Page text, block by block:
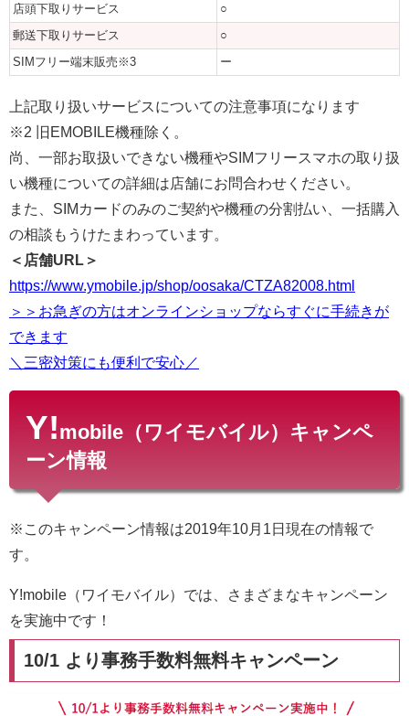
店頭下取りサービス
○
郵送下取りサービス
○
SIMフリー端末販売※3
ー
上記取り扱いサービスについての注意事項になります
※2 旧EMOBILE機種除く。
尚、一部お取扱いできない機種やSIMフリースマホの取り扱
い機種についての詳細は店舗にお問合わせください。
また、SIMカードのみのご契約や機種の分割払い、一括購入
の相談もうけたまわっています。
＜店舗URL＞
https://www.ymobile.jp/shop/oosaka/CTZA82008.html
＞＞お急ぎの方はオンラインショップならすぐに手続きが
できます
＼三密対策にも便利で安心／
Y!mobile（ワイモバイル）キャンペ
ーン情報
※このキャンペーン情報は2019年10月1日現在の情報で
す。
Y!mobile（ワイモバイル）では、さまざまなキャンペーン
を実施中です！
10/1 より事務手数料無料キャンペーン